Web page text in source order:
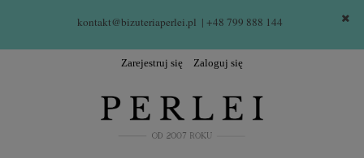
kontakt@bizuteriaperlei.pl | +48 799 888 144
Zarejestruj się Zaloguj się